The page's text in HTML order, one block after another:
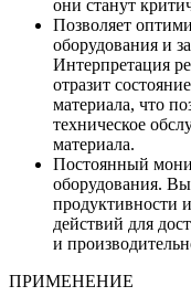
они станут
Позволяет
оборудования и
Интерпретация
отразит
материала, что
техническое
материала.
Постоянный
оборудования.
продуктивности
действий для
и
ПРИМЕНЕНИЕ